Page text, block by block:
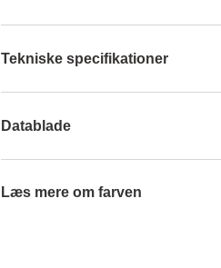
Tekniske specifikationer
Datablade
Læs mere om farven